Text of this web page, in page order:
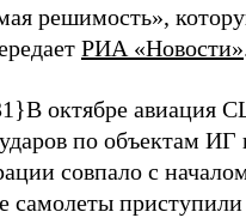
решимость»,
РИА «Новости»
октябре авиация
по объектам
совпало с
самолеты приступили